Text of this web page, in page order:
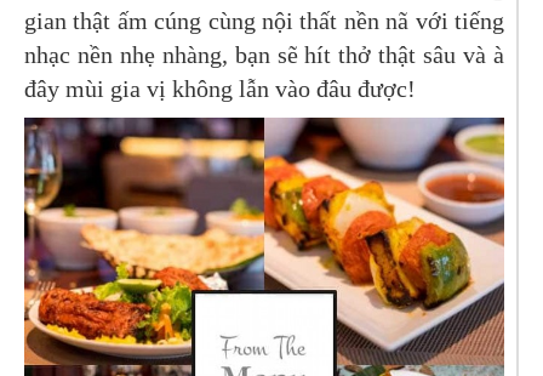
gian thật ấm cúng cùng nội thất nền nã với tiếng
nhạc nền nhẹ nhàng, bạn sẽ hít thở thật sâu và à
đây mùi gia vị không lẫn vào đâu được!